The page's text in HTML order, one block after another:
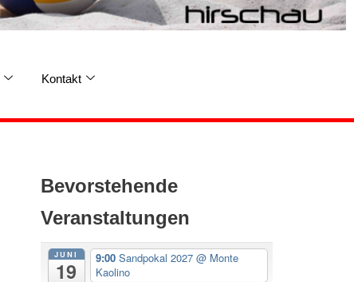
Kontakt
Bevorstehende
Veranstaltungen
JUNI
19
9:00 Sandpokal 2027 @ Monte
Kaolino